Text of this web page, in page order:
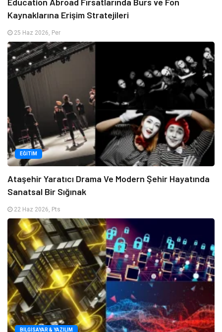
Kaynaklarına Erişim Stratejileri
25 Haz 2026, Per
EĞITIM
Ataşehir Yaratıcı Drama Ve Modern Şehir Hayatında
Sanatsal Bir Sığınak
22 Haz 2026, Pts
BILGISAYAR & YAZILIM